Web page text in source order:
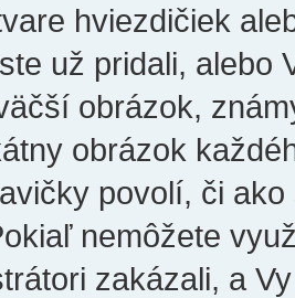
hviezdičiek
už pridali, alebo
obrázok,
obrázok
povolí, či
nemôžete
zakázali, a